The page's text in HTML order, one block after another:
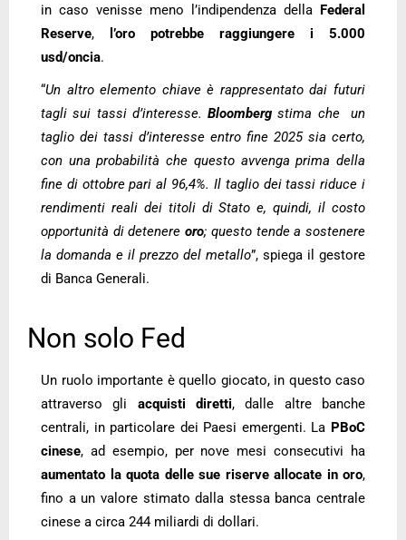
in caso venisse meno l’indipendenza della Federal
Reserve,
l’oro potrebbe raggiungere i 5.000
usd/oncia.
“Un altro elemento chiave è rappresentato dai futuri
tagli sui tassi d’interesse. Bloombergstima che un
taglio dei tassi d’interesse entro fine 2025 sia certo,
con una probabilità che questo avvenga prima della
fine di ottobre pari al 96,4%. Il taglio dei tassi riduce i
rendimenti reali dei titoli di Stato e, quindi, il costo
opportunità di detenereoro; questo tende a sostenere
la domanda e il prezzo del metallo”, spiega il gestore
di Banca Generali.
Non solo Fed
Un ruolo importante è quello giocato, in questo caso
attraverso gli acquisti diretti, dalle altre banche
centrali, in particolare dei Paesi emergenti. La PBoC
cinese, ad esempio, per nove mesi consecutivi ha
aumentato la quota delle sue riserve allocate in oro,
fino a un valore stimato dalla stessa banca centrale
cinese a circa 244 miliardi di dollari.